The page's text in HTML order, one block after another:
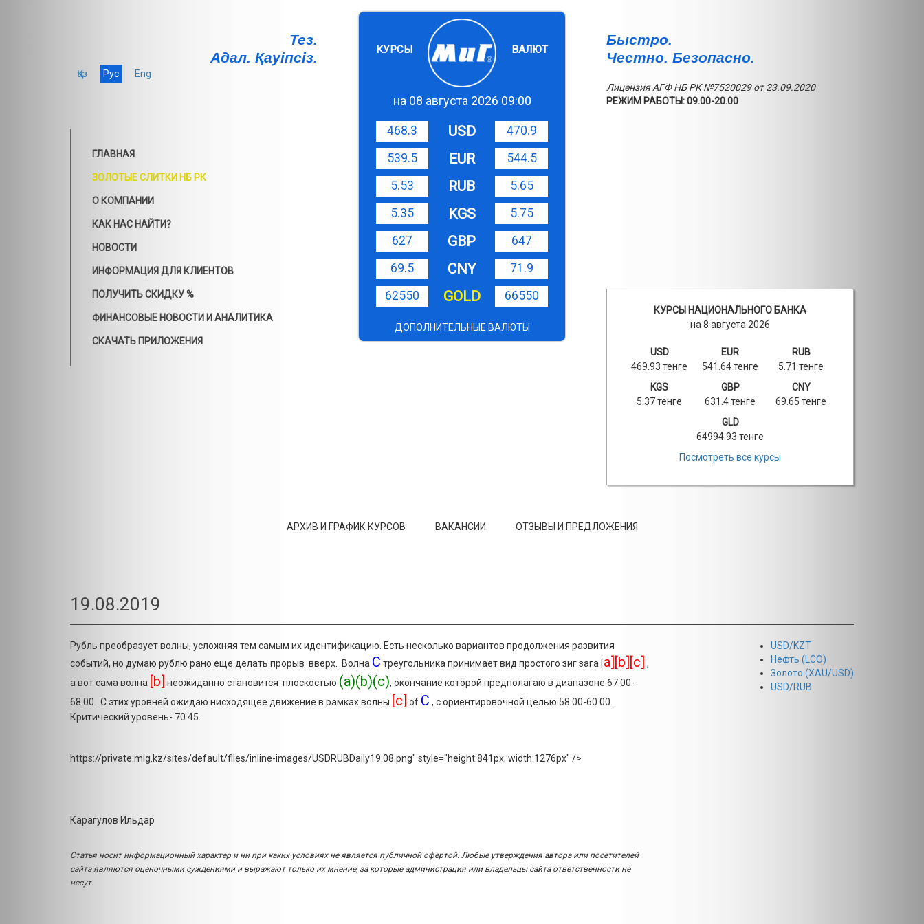
Тез.
Адал. Қауiпсiз.
Быстро.
Честно. Безопасно.
КУРСЫ ВАЛЮТ
на 08 августа 2026 09:00
468.3 USD
470.9
539.5
EUR
544.5
5.53
RUB
5.65
5.35
KGS
5.75
627
GBP
647
69.5
CNY
71.9
62550
GOLD 66550
ДОПОЛНИТЕЛЬНЫЕ ВАЛЮТЫ
Лицензия АГФ НБ РК №7520029 от 23.09.2020
РЕЖИМ РАБОТЫ: 09.00-20.00
КУРСЫ НАЦИОНАЛЬНОГО БАНКА
на 8 августа 2026
USD
469.93 тенге
EUR
541.64 тенге
RUB
5.71 тенге
KGS
5.37 тенге
GBP
631.4 тенге
CNY
69.65 тенге
GLD
64994.93 тенге
Посмотреть все курсы
Қаз Рус Eng
ГЛАВНАЯ
ЗОЛОТЫЕ СЛИТКИ НБ РК
О КОМПАНИИ
КАК НАС НАЙТИ?
НОВОСТИ
ИНФОРМАЦИЯ ДЛЯ КЛИЕНТОВ
ПОЛУЧИТЬ СКИДКУ %
ФИНАНСОВЫЕ НОВОСТИ И АНАЛИТИКА
СКАЧАТЬ ПРИЛОЖЕНИЯ
АРХИВ И ГРАФИК КУРСОВ ВАКАНСИИ ОТЗЫВЫ И ПРЕДЛОЖЕНИЯ
19.08.2019
Рубль преобразует волны, усложняя тем самым их идентификацию. Есть несколько вариантов продолжения развития
событий, но думаю рублю рано еще делать прорыв вверх. Волна С треугольника принимает вид простого зиг зага [a][b][c] ,
а вот сама волна [b] неожиданно становится плоскостью (a)(b)(c), окончание которой предполагаю в диапазоне 67.00-
68.00. С этих уровней ожидаю нисходящее движение в рамках волны [c] of C , с ориентировочной целью 58.00-60.00.
Критический уровень- 70.45.
https://private.mig.kz/sites/default/files/inline-images/USDRUBDaily19.08.png" style="height:841px; width:1276px" />
Карагулов Ильдар
Статья носит информационный характер и ни при каких условиях не является публичной офертой. Любые утверждения автора или посетителей
сайта являются оценочными суждениями и выражают только их мнение, за которые администрация или владельцы сайта ответственности не
несут.
USD/KZT
Нефть (LCO)
Золото (XAU/USD)
USD/RUB